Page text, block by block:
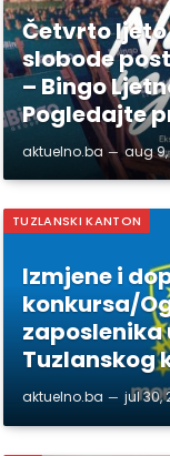
Četvrto
slobode
– Bingo
Pogledajte
aktuelno.ba aug 9,
TUZLANSKI KANTON
Izmjene i
konkursa/
zaposlenika
Tuzlanskog
aktuelno.ba jul 30,